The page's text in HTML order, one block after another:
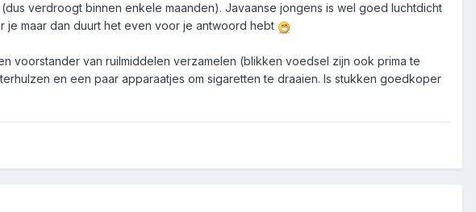
verdroogt binnen enkele maanden). Javaanse jongens is wel goed luchtdicht
je maar dan duurt het even voor je antwoord hebt
voorstander van ruilmiddelen verzamelen (blikken voedsel zijn ook prima te
en een paar apparaatjes om sigaretten te draaien. Is stukken goedkoper